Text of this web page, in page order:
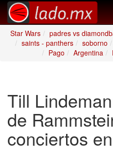
Star Wars
padres vs
saints - panthers
soborno
Pago
Argentina
Till
de
conciertos